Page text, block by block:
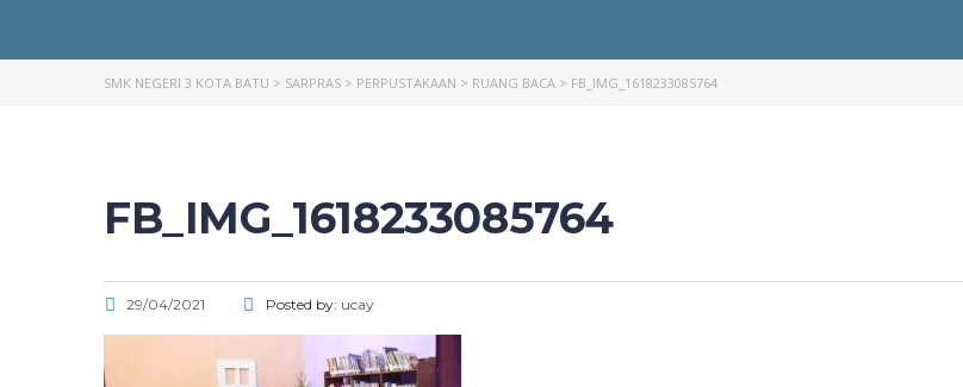
SMK NEGERI 3 KOTA BATU > SARPRAS > PERPUSTAKAAN > RUANG BACA > FB_IMG_1618233085764
FB_IMG_1618233085764
29/04/2021 Posted by: ucay